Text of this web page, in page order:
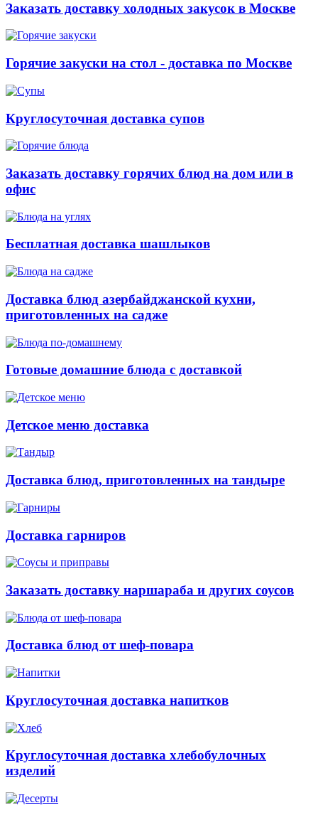
Заказать доставку холодных закусок в Москве
Горячие закуски на стол - доставка по Москве
Круглосуточная доставка супов
Заказать доставку горячих блюд на дом или в
офис
Бесплатная доставка шашлыков
Доставка блюд азербайджанской кухни,
приготовленных на садже
Готовые домашние блюда с доставкой
Детское меню доставка
Доставка блюд, приготовленных на тандыре
Доставка гарниров
Заказать доставку наршараба и других соусов
Доставка блюд от шеф-повара
Круглосуточная доставка напитков
Круглосуточная доставка хлебобулочных
изделий